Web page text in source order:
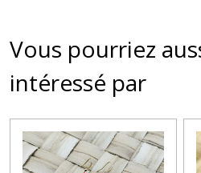
Vous pourriez
intéressé par